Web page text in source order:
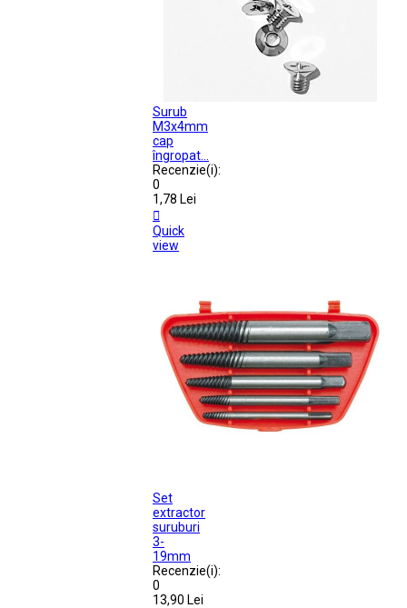
Surub
M3x4mm
cap
îngropat...
Recenzie(i):
0
1,78 Lei

Quick
view
Set
extractor
suruburi
3-
19mm
Recenzie(i):
0
13,90 Lei